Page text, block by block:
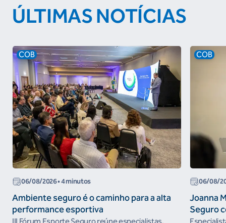
ÚLTIMAS NOTÍCIAS
COB
06/08/2026• 4 minutos
Ambiente seguro é o caminho para a alta
performance esportiva
III Fórum Esporte Seguro reúne especialistas,
COB
06/08/
Joanna
Seguro